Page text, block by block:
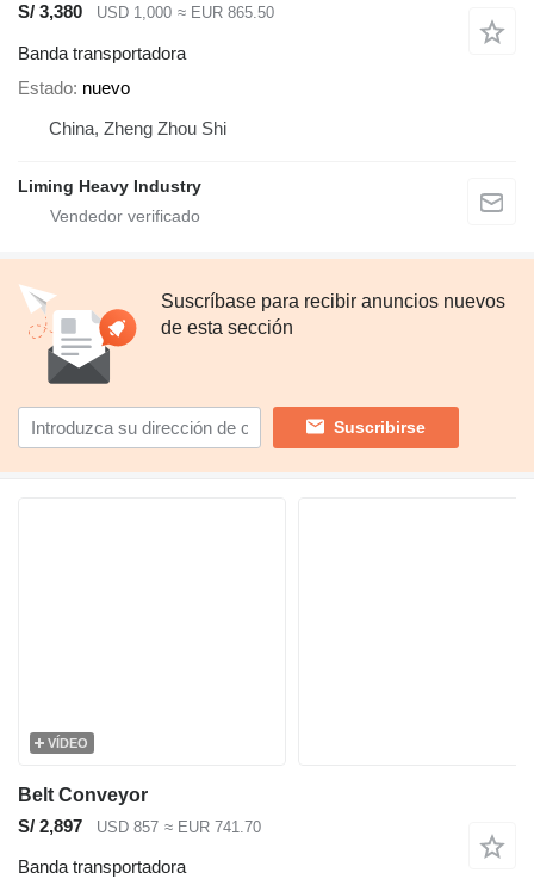
S/ 3,380
USD 1,000 ≈ EUR 865.50
Banda transportadora
Estado nuevo
China, Zheng Zhou Shi
Liming Heavy Industry
Suscríbase para recibir anuncios nuevos
de esta sección
Suscribirse
VÍDEO
Belt Conveyor
S/ 2,897
USD 857 ≈ EUR 741.70
Banda transportadora